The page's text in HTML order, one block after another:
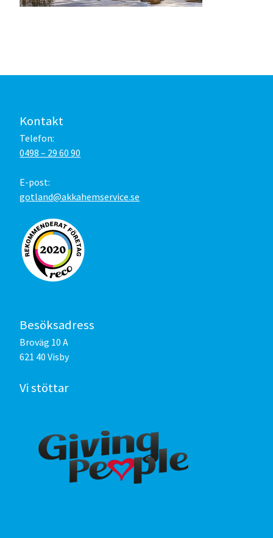
Kontakt
Telefon:
0498 – 29 60 90
E-post:
gotland@akkahemservice.se
Besöksadress
Broväg 10 A
621 40 Visby
Vi stöttar